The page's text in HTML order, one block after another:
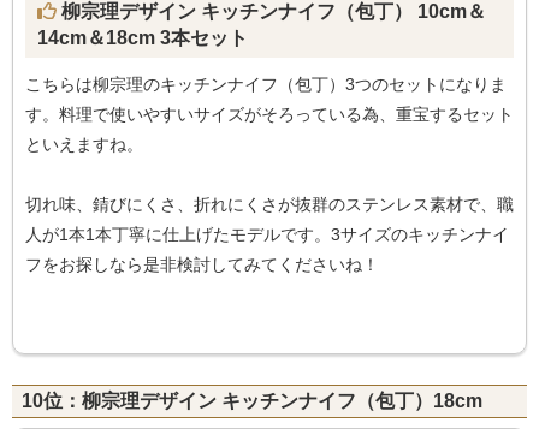
柳宗理デザイン キッチンナイフ（包丁） 10cm＆
14cm＆18cm 3本セット
こちらは柳宗理のキッチンナイフ（包丁）3つのセットになりま
す。料理で使いやすいサイズがそろっている為、重宝するセット
といえますね。
切れ味、錆びにくさ、折れにくさが抜群のステンレス素材で、職
人が1本1本丁寧に仕上げたモデルです。3サイズのキッチンナイ
フをお探しなら是非検討してみてくださいね！
10位：柳宗理デザイン キッチンナイフ（包丁）18cm